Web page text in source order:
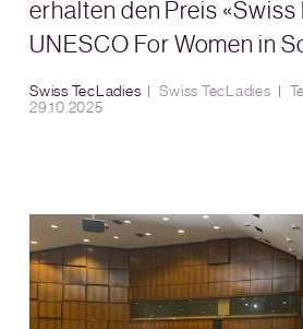
erhalten den Preis «Swiss
UNESCO For Women in
Swiss TecLadies Swiss TecLadies
29.10.2025